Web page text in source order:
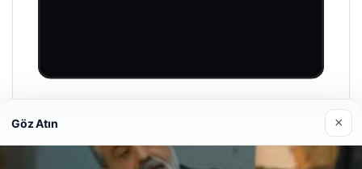
Nisan 29, 2026
Göz Atın ×